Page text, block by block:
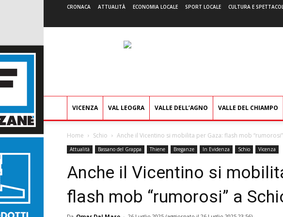
CRONACA ATTUALITÀ ECONOMIA LOCALE SPORT LOCALE CULTURA E
VICENZA VAL LEOGRA VALLE DELL’AGNO VALLE DEL CHIAMPO
Home Schio Anche il Vicentino si mobilita per Gaza: flash mob “rumorosi”
Attualità Bassano del Grappa Thiene Breganze In Evidenza Schio Vicenza
Anche il Vicentino si
flash mob “rumorosi” a